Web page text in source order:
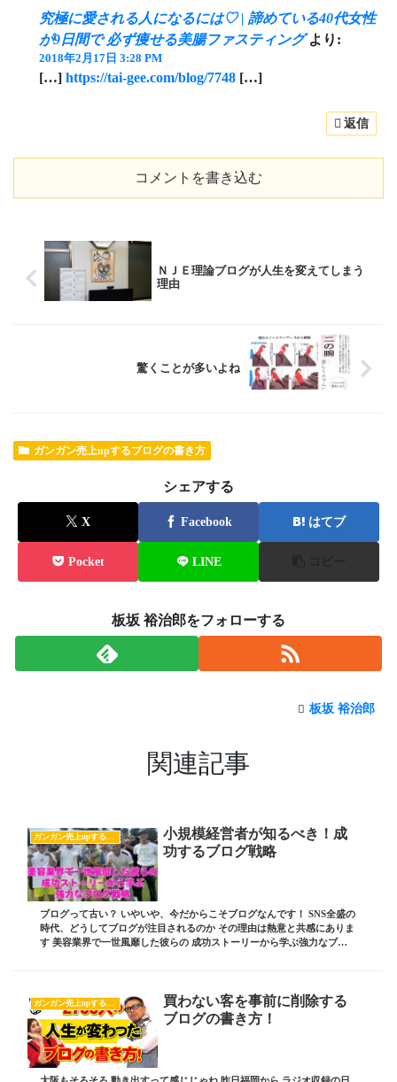
究極に愛される人になるには♡ | 諦めている40代女性
が9日間で 必ず痩せる美腸ファスティング より:
2018年2月17日 3:28 PM
[…]https://tai-gee.com/blog/7748 […]
返信
コメントを書き込む
ＮＪＥ理論ブログが人生を変えてしまう
理由
驚くことが多いよね
ガンガン売上upするブログの書き方
シェアする
X Facebook はてブ
Pocket LINE
板坂 裕治郎をフォローする
板坂 裕治郎
関連記事
ガンガン売上upするブログの書き方
小規模経営者が知るべき！成
功するブログ戦略
ブログって古い？ いやいや、今だからこそブログなんです！ SNS全盛の
時代、どうしてブログが注目されるのか その理由は熱意と共感にありま
す 美容業界で一世風靡した彼らの 成功ストーリーから学ぶ強力なブロ
ガンガン売上upするブログの書き方
買わない客を事前に削除する
ブログの書き方！